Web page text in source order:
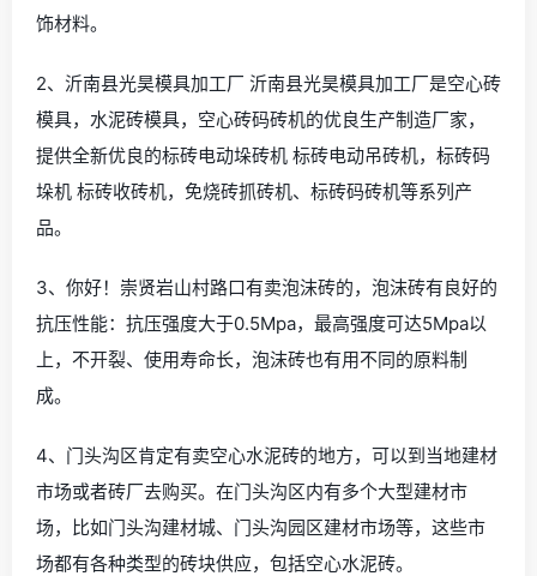
饰材料。
2、沂南县光昊模具加工厂 沂南县光昊模具加工厂是空心砖
模具，水泥砖模具，空心砖码砖机的优良生产制造厂家，
提供全新优良的标砖电动垛砖机 标砖电动吊砖机，标砖码
垛机 标砖收砖机，免烧砖抓砖机、标砖码砖机等系列产
品。
3、你好！崇贤岩山村路口有卖泡沫砖的，泡沫砖有良好的
抗压性能：抗压强度大于0.5Mpa，最高强度可达5Mpa以
上，不开裂、使用寿命长，泡沫砖也有用不同的原料制
成。
4、门头沟区肯定有卖空心水泥砖的地方，可以到当地建材
市场或者砖厂去购买。在门头沟区内有多个大型建材市
场，比如门头沟建材城、门头沟园区建材市场等，这些市
场都有各种类型的砖块供应，包括空心水泥砖。